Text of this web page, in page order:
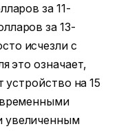
за 11-
за 13-
исчезли с
это означает,
устройство на 15
увеличенным